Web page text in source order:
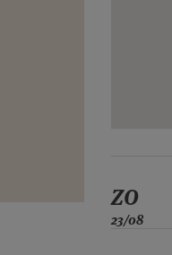
ZO
23/08